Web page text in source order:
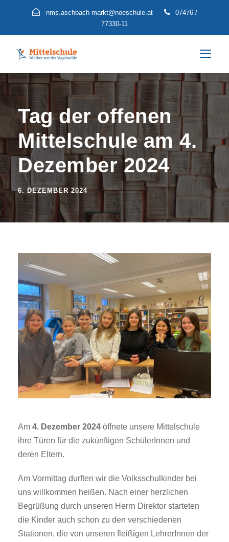
nms.aschbach-markt@noeschule.at
07476 /
77330-11
Tag der offenen
Mittelschule am 4.
Dezember 2024
6. DEZEMBER 2024
Am 4. Dezember 2024 öffnete unsere Mittelschule
ihre Türen für die zukünftigen SchülerInnen und
deren Eltern.
Am Vormittag durften wir die Volksschulkinder bei
uns willkommen heißen. Nach einer herzlichen
Begrüßung durch unseren Herrn Direktor starteten
die Kinder auch schon zu den verschiedenen
Stationen, die von unseren fleißigen LehrerInnen der